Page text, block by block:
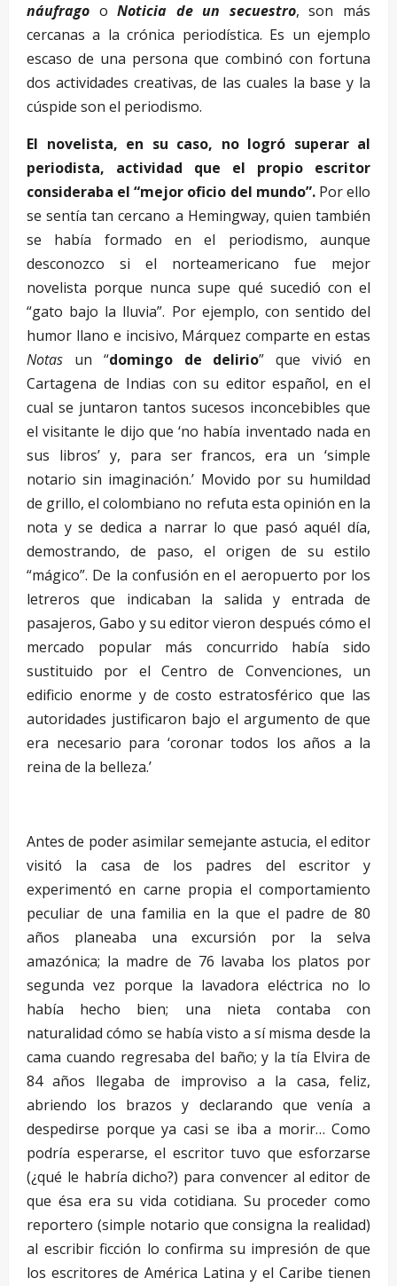
náufrago oNoticia de un secuestro, son más
cercanas a la crónica periodística. Es un ejemplo
escaso de una persona que combinó con fortuna
dos actividades creativas, de las cuales la base y la
cúspide son el periodismo.
El novelista, en su caso, no logró superar al
periodista, actividad que el propio escritor
consideraba el “mejor oficio del mundo”.Por ello
se sentía tan cercano a Hemingway, quien también
se había formado en el periodismo, aunque
desconozco si el norteamericano fue mejor
novelista porque nunca supe qué sucedió con el
“gato bajo la lluvia”. Por ejemplo, con sentido del
humor llano e incisivo, Márquez comparte en estas
Notas un “domingo de delirio” que vivió en
Cartagena de Indias con su editor español, en el
cual se juntaron tantos sucesos inconcebibles que
el visitante le dijo que ‘no había inventado nada en
sus libros’ y, para ser francos, era un ‘simple
notario sin imaginación.’ Movido por su humildad
de grillo, el colombiano no refuta esta opinión en la
nota y se dedica a narrar lo que pasó aquél día,
demostrando, de paso, el origen de su estilo
“mágico”. De la confusión en el aeropuerto por los
letreros que indicaban la salida y entrada de
pasajeros, Gabo y su editor vieron después cómo el
mercado popular más concurrido había sido
sustituido por el Centro de Convenciones, un
edificio enorme y de costo estratosférico que las
autoridades justificaron bajo el argumento de que
era necesario para ‘coronar todos los años a la
reina de la belleza.’
Antes de poder asimilar semejante astucia, el editor
visitó la casa de los padres del escritor y
experimentó en carne propia el comportamiento
peculiar de una familia en la que el padre de 80
años planeaba una excursión por la selva
amazónica; la madre de 76 lavaba los platos por
segunda vez porque la lavadora eléctrica no lo
había hecho bien; una nieta contaba con
naturalidad cómo se había visto a sí misma desde la
cama cuando regresaba del baño; y la tía Elvira de
84 años llegaba de improviso a la casa, feliz,
abriendo los brazos y declarando que venía a
despedirse porque ya casi se iba a morir… Como
podría esperarse, el escritor tuvo que esforzarse
(¿qué le habría dicho?) para convencer al editor de
que ésa era su vida cotidiana. Su proceder como
reportero (simple notario que consigna la realidad)
al escribir ficción lo confirma su impresión de que
los escritores de América Latina y el Caribe tienen